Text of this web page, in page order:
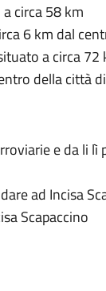
circa 58 km
6 km dal
a circa 72
della città di
e da li
ad Incisa
Scapaccino